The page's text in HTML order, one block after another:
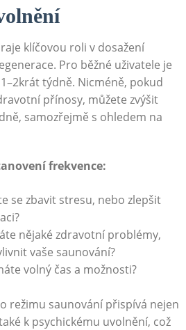
klíčovou roli v dosažení
Pro běžné uživatele je
týdně. Nicméně, pokud
přínosy, můžete zvýšit
samozřejmě s ohledem na
frekvence:
se zbavit stresu, nebo zlepšit
nějaké zdravotní problémy,
vaše saunování?
volný čas a možnosti?
režimu saunování přispívá nejen
k psychickému uvolnění, což